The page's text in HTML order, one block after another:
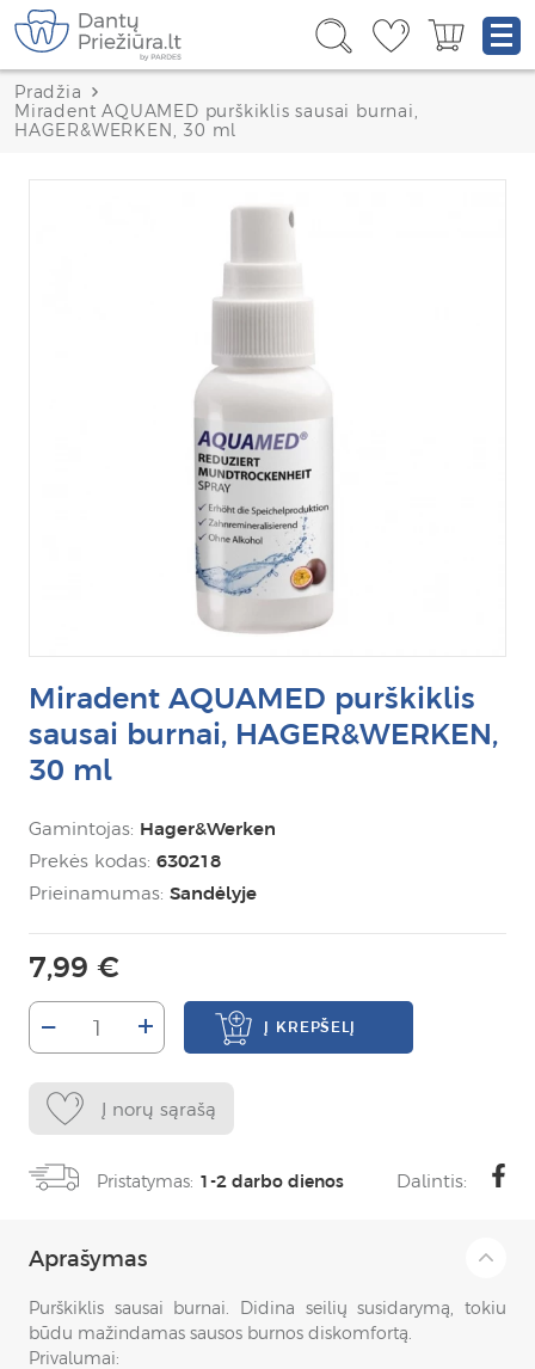
Pradžia
Miradent AQUAMED purškiklis sausai burnai,
HAGER&WERKEN, 30 ml
Miradent AQUAMED purškiklis
sausai burnai, HAGER&WERKEN,
30 ml
Gamintojas: Hager&Werken
Prekės kodas: 630218
Prieinamumas: Sandėlyje
7,99 €
– + Į KREPŠELĮ
Į norų sąrašą
Pristatymas: 1-2 darbo dienos Dalintis:
Aprašymas
Purškiklis sausai burnai. Didina seilių susidarymą, tokiu
būdu mažindamas sausos burnos diskomfortą.
Privalumai: